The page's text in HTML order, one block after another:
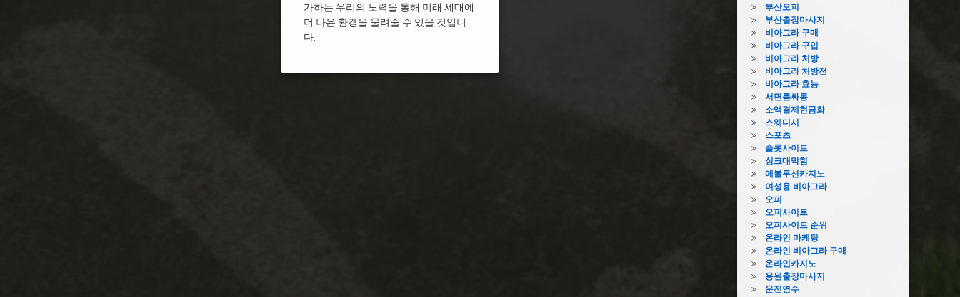
가하는 우리의 노력을 통해 미래 세대에
더 나은 환경을 물려줄 수 있을 것입니
다.
부산오피
부산출장마사지
비아그라 구매
비아그라 구입
비아그라 처방
비아그라 처방전
비아그라 효능
서면룸싸롱
소액결제현금화
스웨디시
스포츠
슬롯사이트
싱크대막힘
에볼루션카지노
여성용 비아그라
오피
오피사이트
오피사이트 순위
온라인 마케팅
온라인 비아그라 구매
온라인카지노
용원출장마사지
운전연수